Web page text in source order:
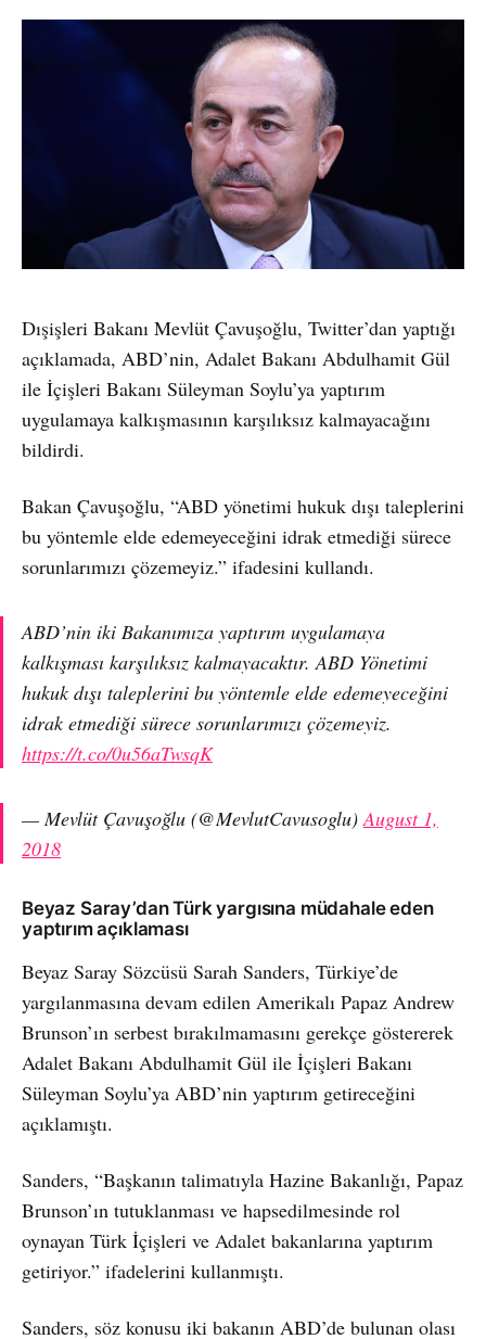
Dışişleri Bakanı Mevlüt Çavuşoğlu, Twitter’dan yaptığı
açıklamada, ABD’nin, Adalet Bakanı Abdulhamit Gül
ile İçişleri Bakanı Süleyman Soylu’ya yaptırım
uygulamaya kalkışmasının karşılıksız kalmayacağını
bildirdi.
Bakan Çavuşoğlu, “ABD yönetimi hukuk dışı taleplerini
bu yöntemle elde edemeyeceğini idrak etmediği sürece
sorunlarımızı çözemeyiz.” ifadesini kullandı.
ABD’nin iki Bakanımıza yaptırım uygulamaya
kalkışması karşılıksız kalmayacaktır. ABD Yönetimi
hukuk dışı taleplerini bu yöntemle elde edemeyeceğini
idrak etmediği sürece sorunlarımızı çözemeyiz.
https://t.co/0u56aTwsqK
— Mevlüt Çavuşoğlu (@MevlutCavusoglu)August 1,
2018
Beyaz Saray’dan Türk yargısına müdahale eden
yaptırım açıklaması
Beyaz Saray Sözcüsü Sarah Sanders, Türkiye’de
yargılanmasına devam edilen Amerikalı Papaz Andrew
Brunson’ın serbest bırakılmamasını gerekçe göstererek
Adalet Bakanı Abdulhamit Gül ile İçişleri Bakanı
Süleyman Soylu’ya ABD’nin yaptırım getireceğini
açıklamıştı.
Sanders, “Başkanın talimatıyla Hazine Bakanlığı, Papaz
Brunson’ın tutuklanması ve hapsedilmesinde rol
oynayan Türk İçişleri ve Adalet bakanlarına yaptırım
getiriyor.” ifadelerini kullanmıştı.
Sanders, söz konusu iki bakanın ABD’de bulunan olası